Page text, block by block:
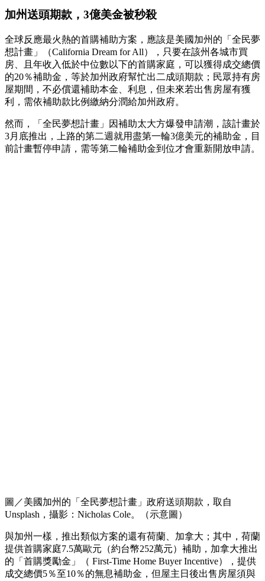
加州送頭期款，3億美金被秒殺
全球反應最火熱的首購補助方案，應該是美國加州的「全民夢
想計畫」（California Dream for All），只要在該州各城市買
房、且年收入低於中位數以下的首購家庭，可以獲得成交總價
的20％補助金，等於加州政府幫忙出二成頭期款；民眾持有房
屋期間，不必償還補助本金、利息，但未來若出售房屋有獲
利，需依補助款比例繳納分潤給加州政府。
然而，「全民夢想計畫」因補助太大方爆發申請潮，該計畫於
3月底推出，上路的第二週就用盡第一輪3億美元的補助金，目
前計畫暫停申請，需等第二輪補助金到位才會重新開放申請。
圖／美國加州的「全民夢想計畫」政府送頭期款，取自
Unsplash，攝影：Nicholas Cole。（示意圖）
與加州一樣，推出類似方案的還有荷蘭、加拿大；其中，荷蘭
提供首購家庭7.5萬歐元（約台幣252萬元）補助，加拿大推出
的「首購獎勵金」（ First-Time Home Buyer Incentive），提供
成交總價5％至10％的無息補助金，但屋主日後出售房屋須與